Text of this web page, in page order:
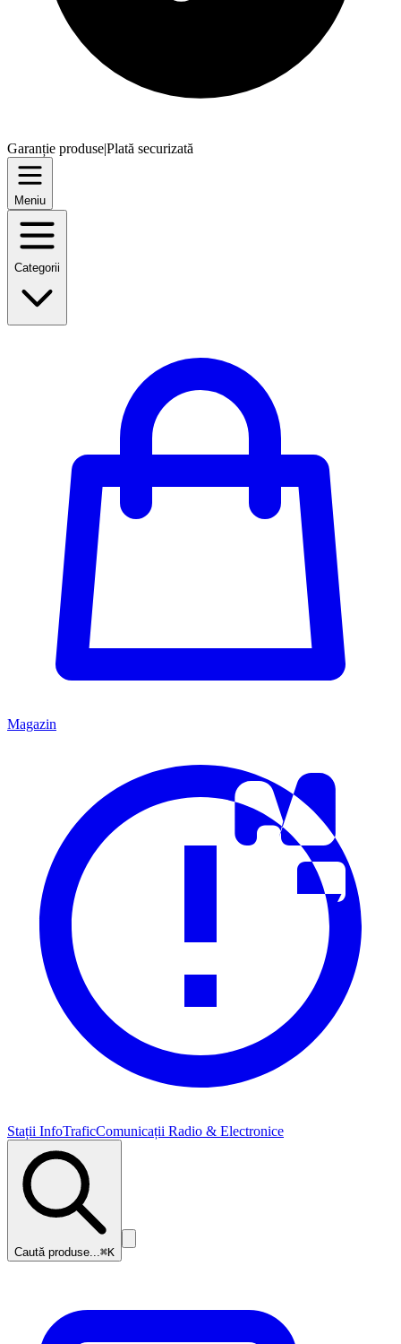
Garanție produse|Plată securizată
Meniu
Categorii
Magazin
Stații InfoTraficComunicații Radio & Electronice
Caută produse...⌘K